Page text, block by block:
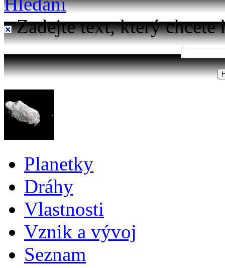
Zadejte text, který chcete
Planetky
Dráhy
Vlastnosti
Vznik a vývoj
Seznam